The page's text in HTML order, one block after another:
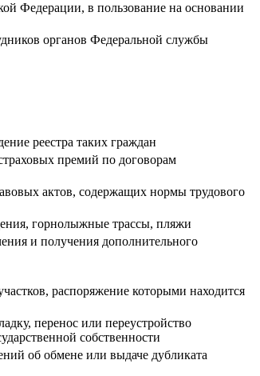
Федерации, в пользование на основании
органов Федеральной службы
реестра таких граждан
премий по договорам
актов, содержащих нормы трудового
горнолыжные трассы, пляжи
и получения дополнительного
распоряжение которыми находится
перенос или переустройство
собственности
об обмене или выдаче дубликата